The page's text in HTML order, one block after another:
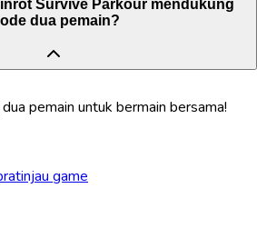
Survive Parkour mendukung
dua pemain?
pemain untuk bermain bersama!